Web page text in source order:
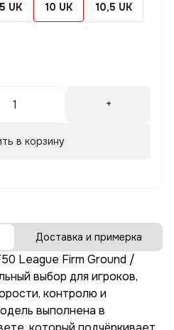
UK 10 UK 10,5 UK
+
в корзину
Доставка и примерка
League Firm Ground /
выбор для игроков,
контролю и
выполнена в